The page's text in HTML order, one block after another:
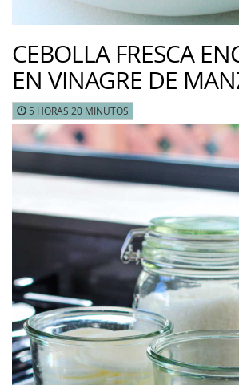
CEBOLLA FRESCA
EN VINAGRE DE
5 HORAS 20 MINUTOS